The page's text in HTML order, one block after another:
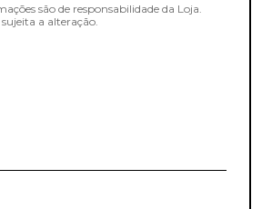
são de responsabilidade da Loja.
a alteração.